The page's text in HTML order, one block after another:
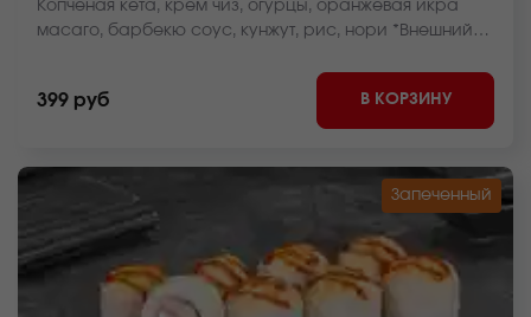
Копченая кета, крем чиз, огурцы, оранжевая икра
масаго, барбекю соус, кунжут, рис, нори *Внешний
399 руб В КОРЗИНУ
Запеченный